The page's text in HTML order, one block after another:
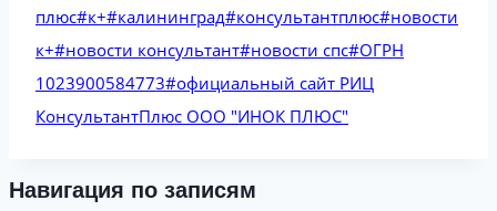
плюс#к+#калининград#консультантплюс#новости
к+#новости консультант#новости спс#ОГРН
1023900584773#официальный сайт РИЦ
КонсультантПлюс ООО "ИНОК ПЛЮС"
Навигация по записям